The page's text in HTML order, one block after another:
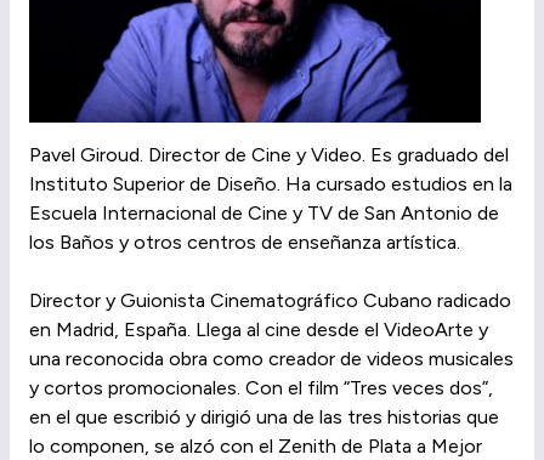
Pavel Giroud. Director de Cine y Video. Es graduado del
Instituto Superior de Diseño. Ha cursado estudios en la
Escuela Internacional de Cine y TV de San Antonio de
los Baños y otros centros de enseñanza artística.
Director y Guionista Cinematográfico Cubano radicado
en Madrid, España. Llega al cine desde el VideoArte y
una reconocida obra como creador de videos musicales
y cortos promocionales. Con el film “Tres veces dos”,
en el que escribió y dirigió una de las tres historias que
lo componen, se alzó con el Zenith de Plata a Mejor